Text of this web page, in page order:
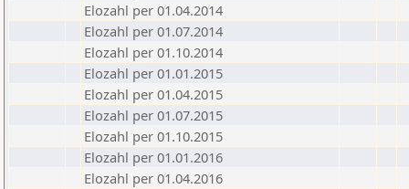
Elozahl per 01.04.2014
Elozahl per 01.07.2014
Elozahl per 01.10.2014
Elozahl per 01.01.2015
Elozahl per 01.04.2015
Elozahl per 01.07.2015
Elozahl per 01.10.2015
Elozahl per 01.01.2016
Elozahl per 01.04.2016